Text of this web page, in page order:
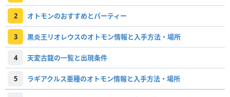
2 オトモンのおすすめとパーティー
3 黒炎王リオレウスのオトモン情報と入手方法・場所
4 天変古龍の一覧と出現条件
5 ラギアクルス亜種のオトモン情報と入手方法・場所